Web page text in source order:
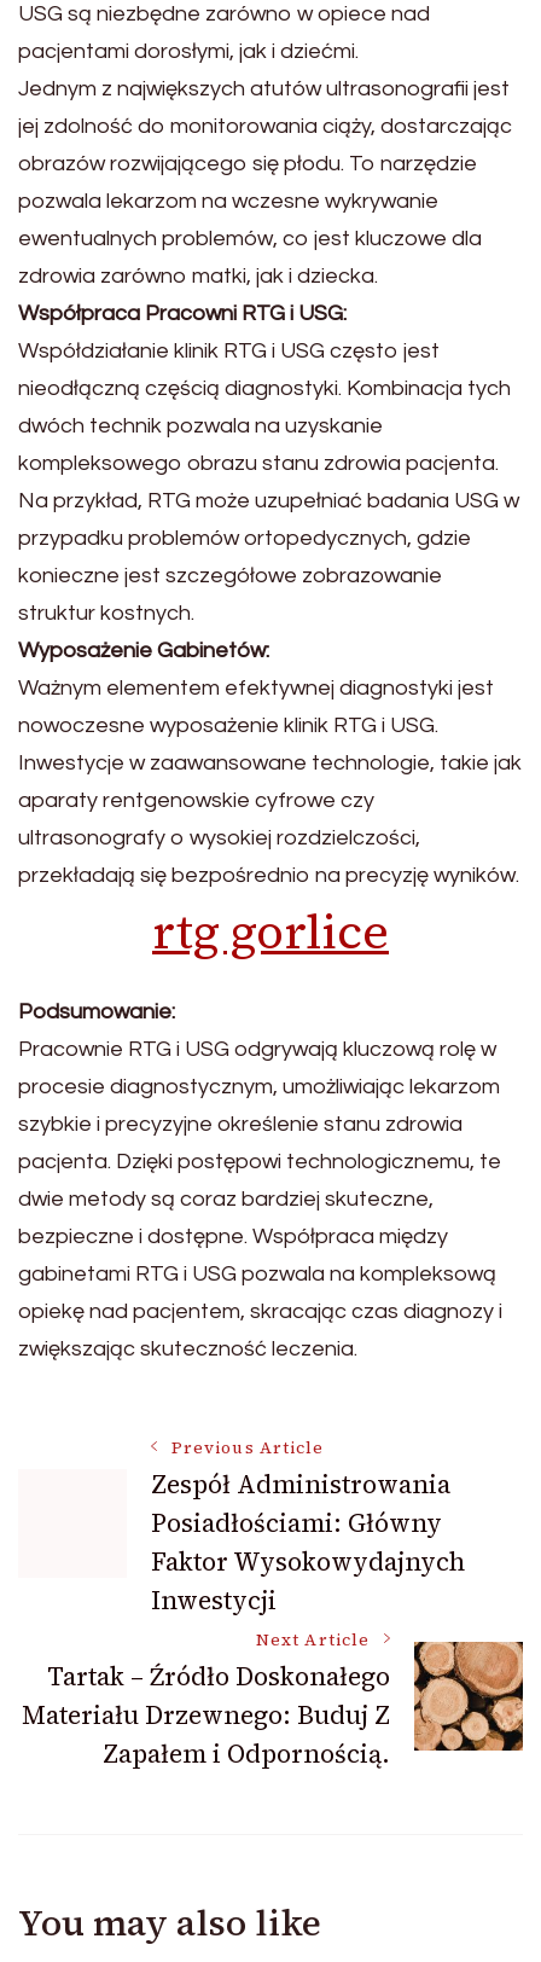
USG są niezbędne zarówno w opiece nad
pacjentami dorosłymi, jak i dziećmi.
Jednym z największych atutów ultrasonografii jest
jej zdolność do monitorowania ciąży, dostarczając
obrazów rozwijającego się płodu. To narzędzie
pozwala lekarzom na wczesne wykrywanie
ewentualnych problemów, co jest kluczowe dla
zdrowia zarówno matki, jak i dziecka.
Współpraca Pracowni RTG i USG:
Współdziałanie klinik RTG i USG często jest
nieodłączną częścią diagnostyki. Kombinacja tych
dwóch technik pozwala na uzyskanie
kompleksowego obrazu stanu zdrowia pacjenta.
Na przykład, RTG może uzupełniać badania USG w
przypadku problemów ortopedycznych, gdzie
konieczne jest szczegółowe zobrazowanie
struktur kostnych.
Wyposażenie Gabinetów:
Ważnym elementem efektywnej diagnostyki jest
nowoczesne wyposażenie klinik RTG i USG.
Inwestycje w zaawansowane technologie, takie jak
aparaty rentgenowskie cyfrowe czy
ultrasonografy o wysokiej rozdzielczości,
przekładają się bezpośrednio na precyzję wyników.
rtg gorlice
Podsumowanie:
Pracownie RTG i USG odgrywają kluczową rolę w
procesie diagnostycznym, umożliwiając lekarzom
szybkie i precyzyjne określenie stanu zdrowia
pacjenta. Dzięki postępowi technologicznemu, te
dwie metody są coraz bardziej skuteczne,
bezpieczne i dostępne. Współpraca między
gabinetami RTG i USG pozwala na kompleksową
opiekę nad pacjentem, skracając czas diagnozy i
zwiększając skuteczność leczenia.
Navigation
Previous Article
Zespół Administrowania
Posiadłościami: Główny
Faktor Wysokowydajnych
Inwestycji
Next Article
Tartak – Źródło Doskonałego
Materiału Drzewnego: Buduj Z
Zapałem i Odpornością.
You may also like